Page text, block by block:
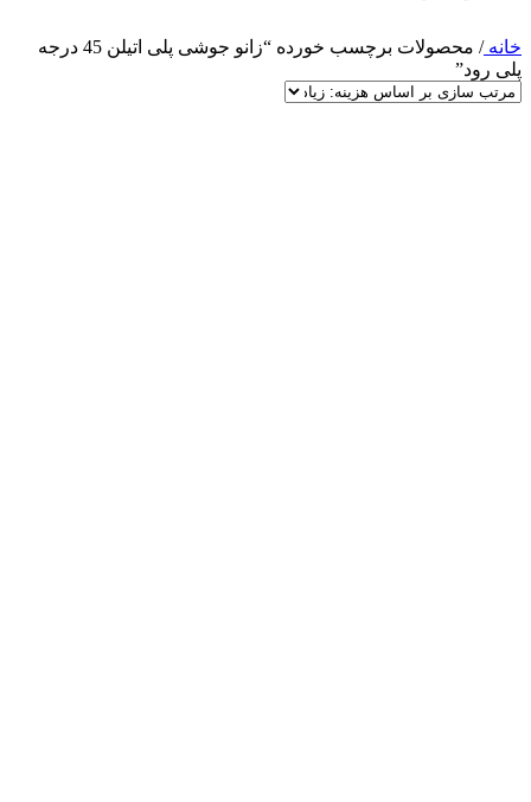
خانه/
محصولات برچسب خورده “زانو جوشی پلی اتیلن 45 درجه
پلی رود”